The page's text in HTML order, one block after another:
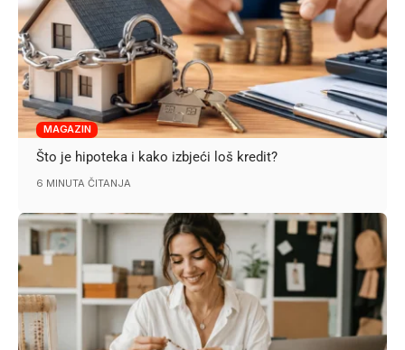
MAGAZIN
Što je hipoteka i kako izbjeći loš kredit?
6 MINUTA ČITANJA